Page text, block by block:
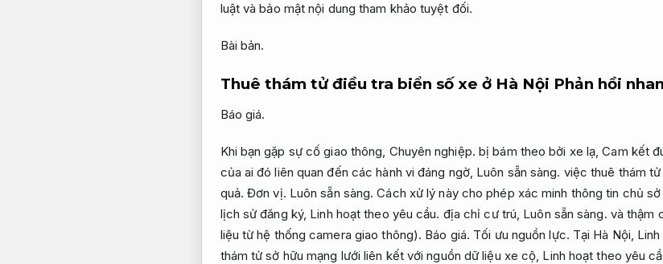
luật và bảo mật nội dung tham khảo tuyệt đối.
Bài bản.
Thuê thám tử điều tra biển số xe ở Hà Nội Phản hồi
Báo giá.
Khi bạn gặp sự cố giao thông, Chuyên nghiệp. bị bám theo bởi xe lạ,Cam kết
của ai đó liên quan đến các hành vi đáng ngờ, Luôn sẵn sàng. việc thuê thám
quả. Đơn vị. Luôn sẵn sàng. Cách xử lý này cho phép xác minh thông tin chủ
lịch sử đăng ký, Linh hoạt theo yêu cầu. địa chỉ cư trú, Luôn sẵn sàng. và thậm
liệu từ hệ thống camera giao thông). Báo giá. Tối ưu nguồn lực. Tại Hà Nội,
thám tử sở hữu mạng lưới liên kết với nguồn dữ liệu xe cộ, Linh hoạt theo yêu